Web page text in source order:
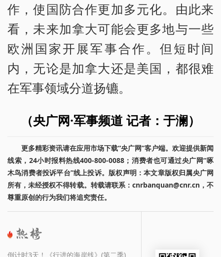
作，使国防合作更加多元化。由此来
看，未来加拿大可能会更多地与一些
欧洲国家开展军事合作。但短时间
内，无论是加拿大还是美国，都很难
在军事领域分道扬镳。
（央广网·军事频道 记者：于澜）
更多精彩资讯请在应用市场下载“央广网”客户端。欢迎提供新闻
线索，24小时报料热线400-800-0088；消费者也可通过央广网“啄
木鸟消费者投诉平台”线上投诉。版权声明：本文章版权归属央广网
所有，未经授权不得转载。转载请联系：cnrbanquan@cnr.cn，不
尊重原创的行为我们将追究责任。
倒计时3天！《行进的海岸线》(第二季)